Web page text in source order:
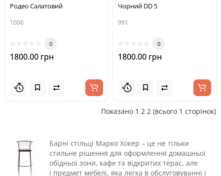
Родео Салатовий
1006
0
1800.00 грн
Чорний DD 5
991
0
1800.00 грн
Показано 1 2 2 (всього 1 сторінок)
Барні стільці Марко Хокер – це не тільки
стильне рішення для оформлення домашньої
обідньої зони, кафе та відкритих терас, але
і предмет мебелі, яка легка в обслуговуванні і